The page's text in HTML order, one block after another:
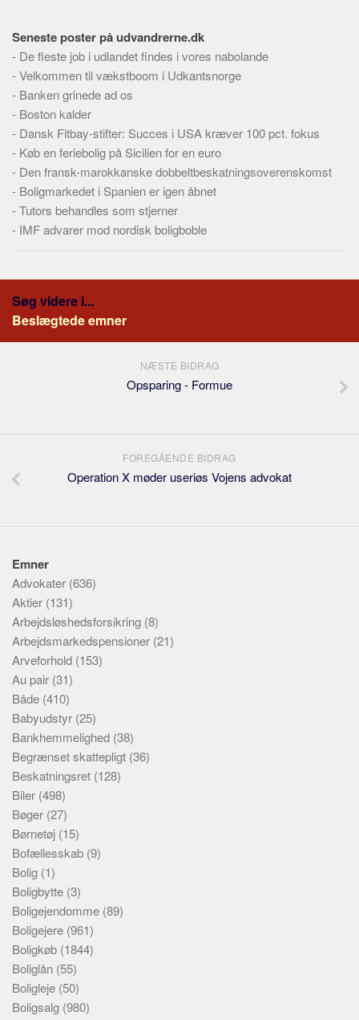
Om
Webstedet
Forhistorien
Redigering
Tekstannoncer
Bannere
Hjælp
Seneste poster på udvandrerne.dk
- De fleste job i udlandet findes i vores nabolande
-Velkommen til vækstboom i Udkantsnorge
- Banken grinede ad os
- Boston kalder
- Dansk Fitbay-stifter: Succes i USA kræver 100 pct. fokus
- Køb en feriebolig på Sicilien for en euro
- Den fransk-marokkanske dobbeltbeskatningsoverenskomst
- Boligmarkedet i Spanien er igen åbnet
-Tutors behandles som stjerner
- IMF advarer mod nordisk boligboble
Søg videre i...
Beslægtede emner
NÆSTE BIDRAG
Opsparing - Formue
FOREGÅENDE BIDRAG
Operation X møder useriøs Vojens advokat
Emner
Advokater (636)
Aktier (131)
Arbejdsløshedsforsikring (8)
Arbejdsmarkedspensioner (21)
Arveforhold (153)
Au pair (31)
Både (410)
Babyudstyr (25)
Bankhemmelighed (38)
Begrænset skattepligt (36)
Beskatningsret (128)
Biler (498)
Bøger (27)
Børnetøj (15)
Bofællesskab (9)
Bolig (1)
Boligbytte (3)
Boligejendomme (89)
Boligejere (961)
Boligkøb (1844)
Boliglån (55)
Boligleje (50)
Boligsalg (980)